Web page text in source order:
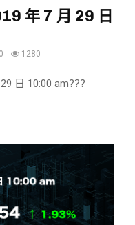
年 7 月 29 日
0 1280
日 10:00 am???